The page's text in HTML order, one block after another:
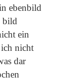
ebenbild
bild
ein
nicht
dar